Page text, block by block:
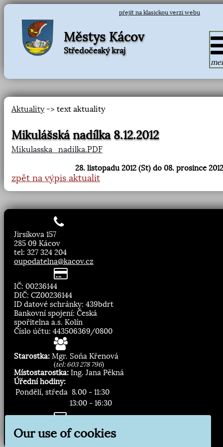
přejít na klasickou verzi webu
Městys Kácov
Středočeský kraj
Aktuality-> text aktuality
Mikulášská nadílka 8.12.2012
Mikulasska_nadilka.PDF
28. listopadu 2012 (St) do 08. prosince
zpět na výpis aktualit
Jirsíkova 157
285 09 Kácov
tel: 327 324 204
oupodatelna@kacov.cz
IČ: 00236144
DIČ: CZ00236144
ID datové schránky: 439bdrt
Bankovní spojení: Česká
spořitelna a.s. Kolín
Číslo účtu: 443506369/0800
Starostka: Mgr. Soňa Křenová
(tel: 603 278 796)
Místostarostka: Ing. Jana Pěkná
Úřední hodiny:
Pondělí, středa 8.00 - 11:30
13:00 - 16:30
Zasílání novinek:
Our use of cookies